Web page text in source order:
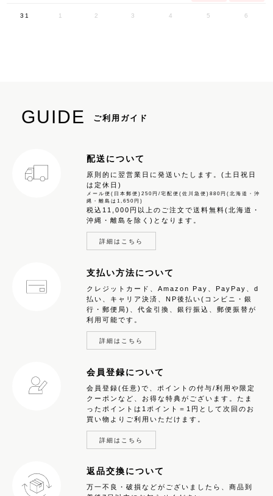
31 1 2 3 4 5 6
GUIDE ご利用ガイド
配送について
原則的に翌営業日に発送いたします。(土日祝日
は定休日)
メール便(日本郵便)250円/宅配便(佐川急便)880円(北海道・沖
縄・離島は1,650円)
税込11,000円以上のご注文で送料無料(北海道・
沖縄・離島を除く)となります。
詳細はこちら
支払い方法について
クレジットカード、Amazon Pay、PayPay、d
払い、キャリア決済、NP後払い(コンビニ・銀
行・郵便局)、代金引換、銀行振込、郵便振替が
利用可能です。
詳細はこちら
会員登録について
会員登録(任意)で、ポイントの付与/利用や限定
クーポンなど、お得な特典がございます。たま
ったポイントは1ポイント＝1円として次回のお
買い物よりご利用いただけます。
詳細はこちら
返品交換について
万一不良・破損などがございましたら、商品到